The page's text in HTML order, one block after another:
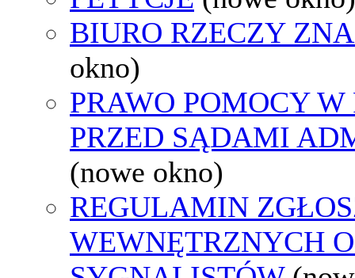
BIURO RZECZY
okno)
PRAWO POMOCY
PRZED SĄDAMI
(nowe okno)
REGULAMIN
WEWNĘTRZNYCH